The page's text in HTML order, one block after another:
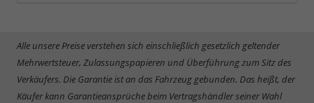
Alle unsere Preise verstehen sich einschließlich gesetzlich geltender
Mehrwertsteuer, Zulassungspapieren und Überführung zum Sitz des
Verkäufers. Die Garantie ist an das Fahrzeug gebunden. Das heißt, der
Käufer kann Garantieansprüche beim Vertragshändler seiner Wahl